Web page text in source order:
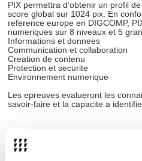
PIX permettra d’obtenir un profil
score global sur 1024 pix. En
reference europe en DIGCOMP,
numeriques sur 8 niveaux et 5
Informations et donnees
Communication et collaboration
Creation de contenu
Protection et securite
Environnement numerique
Les epreuves evalueront les
savoir-faire et la capacite a
Calendrier